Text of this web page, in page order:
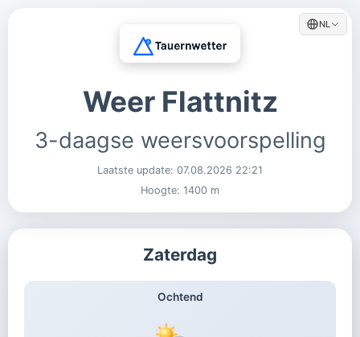
NL
Weer Flattnitz
3-daagse weersvoorspelling
Laatste update: 07.08.2026 22:21
Hoogte: 1400 m
Zaterdag
Ochtend